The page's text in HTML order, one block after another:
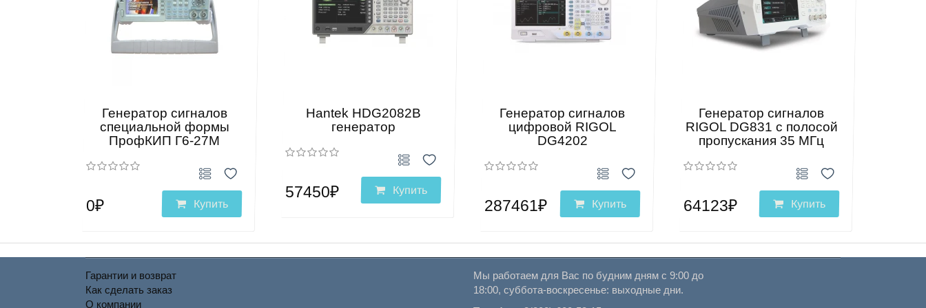
Генератор сигналов
специальной формы
ПрофКИП Г6-27М
0₽ Купить
Hantek HDG2082B
генератор
57450₽ Купить
Генератор сигналов
цифровой RIGOL
DG4202
287461₽ Купить
Генератор сигналов
RIGOL DG831 с полосой
пропускания 35 МГц
64123₽ Купить
Гарантии и возврат
Как сделать заказ
О компании
Мы работаем для Вас по будним дням с 9:00 до
18:00, суббота-воскресенье: выходные дни.